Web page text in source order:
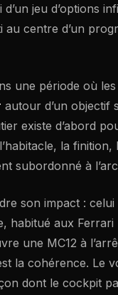
jeu d’options
au centre d’un
une période où
autour d’un objectif
existe d’abord
la finition,
subordonné à
son impact : celui
habitué aux Ferrari
une MC12 à
la cohérence. Le
dont le cockpit